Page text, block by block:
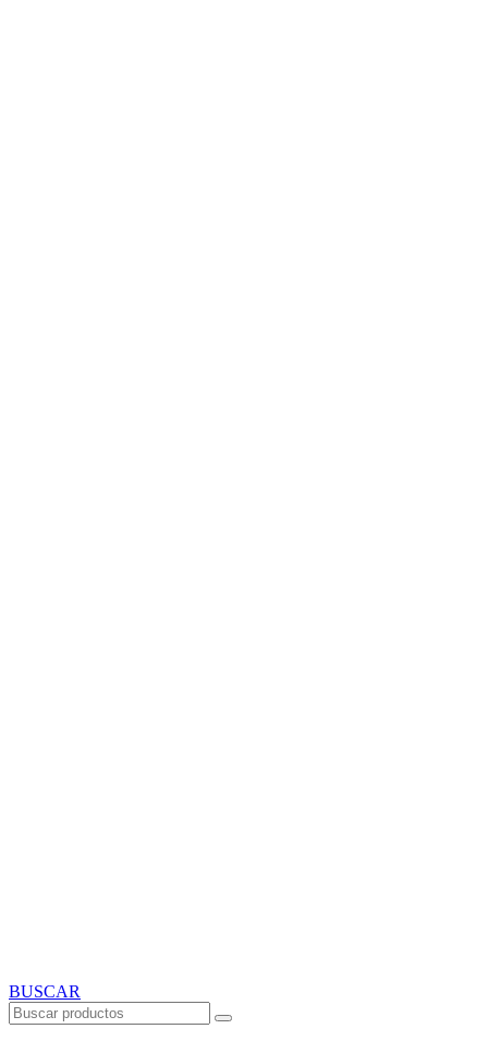
BUSCAR